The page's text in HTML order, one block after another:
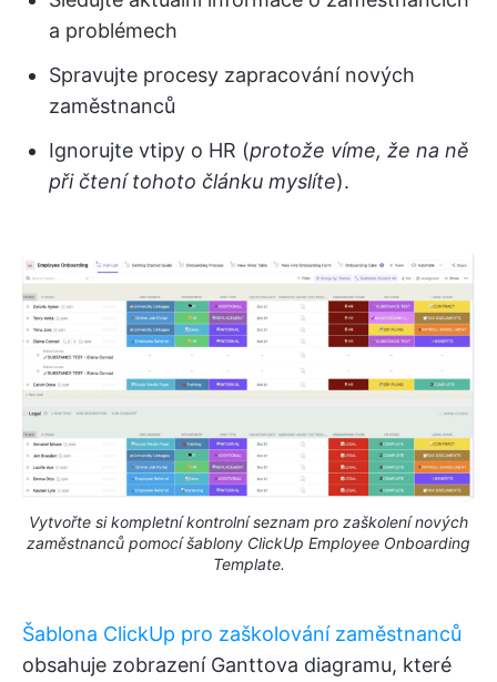
a problémech
Spravujte procesy zapracování nových
zaměstnanců
Ignorujte vtipy o HR (protože víme, že na ně
při čtení tohoto článku myslíte).
Vytvořte si kompletní kontrolní seznam pro zaškolení nových
zaměstnanců pomocí šablony ClickUp Employee Onboarding
Template.
Šablona ClickUp pro zaškolování zaměstnanců
obsahuje zobrazení Ganttova diagramu, které